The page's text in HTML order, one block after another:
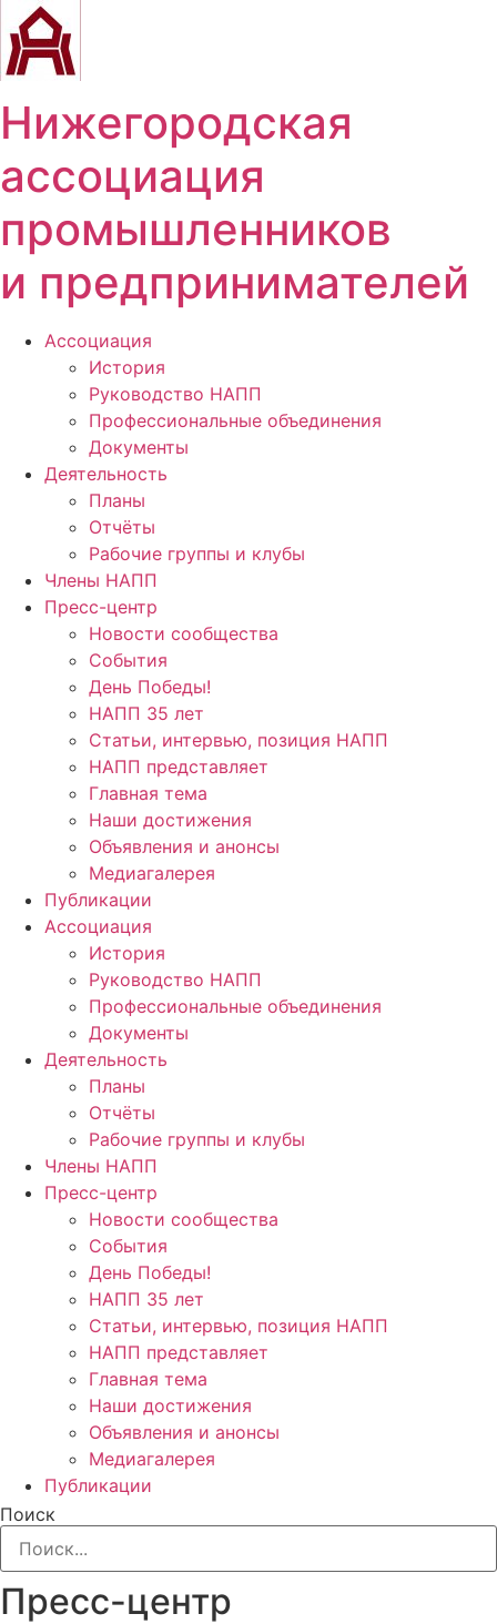
Перейти
содержимому
Нижегородская
ассоциация
промышленников
и предпринимателей
Ассоциация
История
Руководство НАПП
Профессиональные объединения
Документы
Деятельность
Планы
Отчёты
Рабочие группы и клубы
Члены НАПП
Пресс-центр
Новости сообщества
События
День Победы!
НАПП 35 лет
Статьи, интервью, позиция НАПП
НАПП представляет
Главная тема
Наши достижения
Объявления и анонсы
Медиагалерея
Публикации
Ассоциация
История
Руководство НАПП
Профессиональные объединения
Документы
Деятельность
Планы
Отчёты
Рабочие группы и клубы
Члены НАПП
Пресс-центр
Новости сообщества
События
День Победы!
НАПП 35 лет
Статьи, интервью, позиция НАПП
НАПП представляет
Главная тема
Наши достижения
Объявления и анонсы
Медиагалерея
Публикации
Поиск
Пресс-центр